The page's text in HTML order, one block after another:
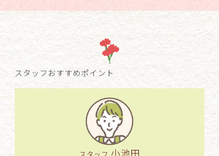
スタッフおすすめポイント
小池田